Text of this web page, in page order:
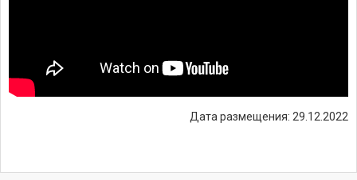
Дата размещения: 29.12.2022